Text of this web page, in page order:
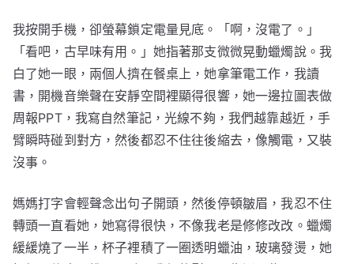
我按開手機，卻螢幕鎖定電量見底。「啊，沒電了。」
「看吧，古早味有用。」她指著那支微微晃動蠟燭說。我
白了她一眼，兩個人擠在餐桌上，她拿筆電工作，我讀
書，開機音樂聲在安靜空間裡顯得很響，她一邊拉圖表做
周報PPT，我寫自然筆記，光線不夠，我們越靠越近，手
臂瞬時碰到對方，然後都忍不住往後縮去，像觸電，又裝
沒事。
媽媽打字會輕聲念出句子開頭，然後停頓皺眉，我忍不住
轉頭一直看她，她寫得很快，不像我老是修修改改。蠟燭
緩緩燒了一半，杯子裡積了一圈透明蠟油，玻璃發燙，她